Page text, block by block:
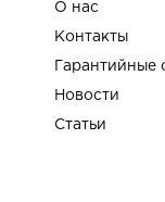
О нас
Контакты
Гарантийные
Новости
Статьи